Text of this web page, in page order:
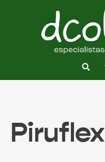
Piruflex